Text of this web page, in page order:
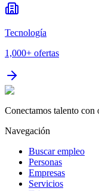
Tecnología
1,000+ ofertas
Conectamos talento
Navegación
Buscar empleo
Personas
Empresas
Servicios